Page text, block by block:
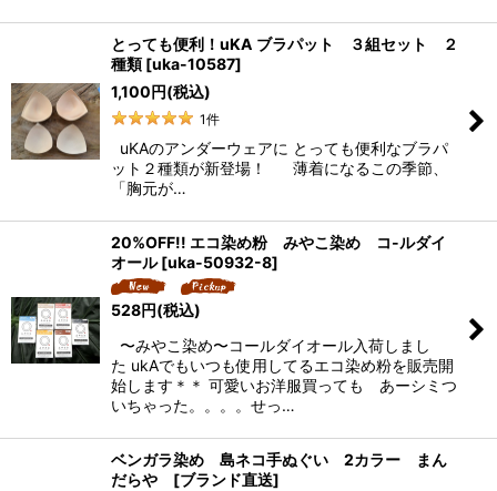
とっても便利！uKA ブラパット ３組セット ２
種類 [uka-10587]
1,100円(税込)
1件
uKAのアンダーウェアに とっても便利なブラパ
ット２種類が新登場！ 薄着になるこの季節、
「胸元が…
20%OFF!! エコ染め粉 みやこ染め コ-ルダイ
オール [uka-50932-8]
528円(税込)
〜みやこ染め〜コールダイオール入荷しまし
た ukAでもいつも使用してるエコ染め粉を販売開
始します＊＊ 可愛いお洋服買っても あーシミつ
いちゃった。。。。せっ…
ベンガラ染め 島ネコ手ぬぐい 2カラー まん
だらや [ブランド直送]